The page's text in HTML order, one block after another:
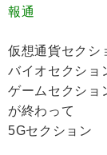
報通
仮想通貨セクシ
バイオセクショ
ゲームセクショ
が終わって
5Gセクション